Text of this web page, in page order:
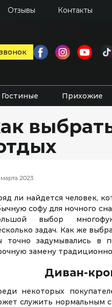
Отзывы Контакты
Гостиные Прихожие
2023
ли найдется человек,
софу для ночного
выбор
задач. Как же
точно задумывались в
замену
Диван-
некоторых
служить нормальным